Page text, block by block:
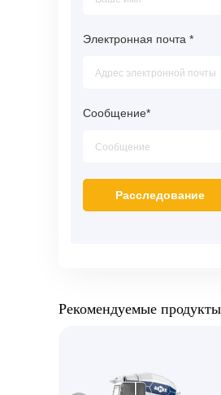
Электронная почта *
Сообщение*
Рекомендуемые продукты